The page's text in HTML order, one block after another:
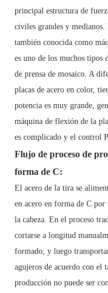
principal estructura de
civiles grandes y medianos.
también conocida como
es uno de los muchos tipos
de prensa de mosaico. A
placas de acero en color,
potencia es muy grande,
máquina de flexión de la
es complicado y el control
Flujo de proceso de
forma de C:
El acero de la tira se
en acero en forma de C
la cabeza. En el proceso
cortarse a longitud
formado, y luego
agujeros de acuerdo con el
producción no puede ser